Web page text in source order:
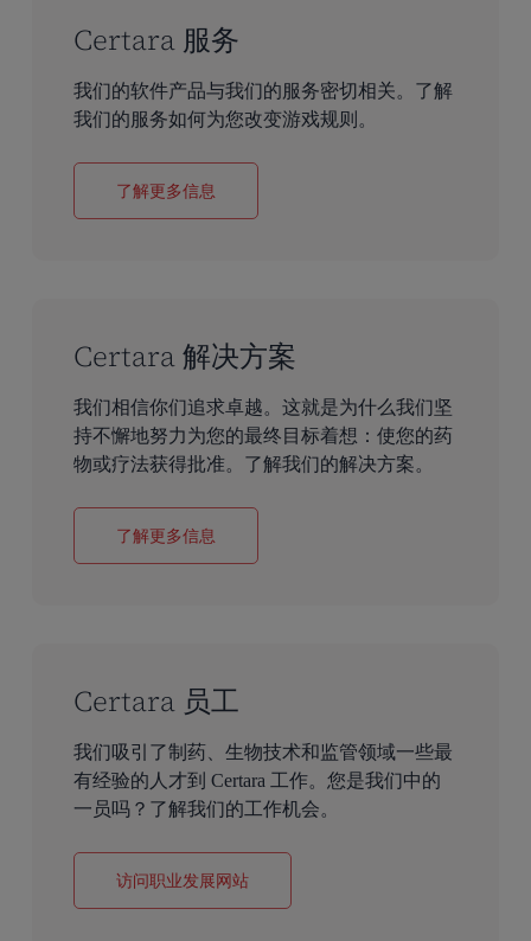
Certara 服务
我们的软件产品与我们的服务密切相关。了解
我们的服务如何为您改变游戏规则。
了解更多信息
Certara 解决方案
我们相信你们追求卓越。这就是为什么我们坚
持不懈地努力为您的最终目标着想：使您的药
物或疗法获得批准。了解我们的解决方案。
了解更多信息
Certara 员工
我们吸引了制药、生物技术和监管领域一些最
有经验的人才到 Certara 工作。您是我们中的
一员吗？了解我们的工作机会。
访问职业发展网站